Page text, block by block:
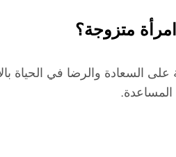
متزوجة؟
السعادة والرضا في الحياة
المساعدة.